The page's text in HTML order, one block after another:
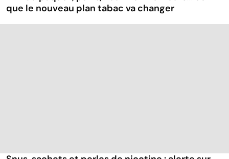
que le nouveau plan tabac va changer